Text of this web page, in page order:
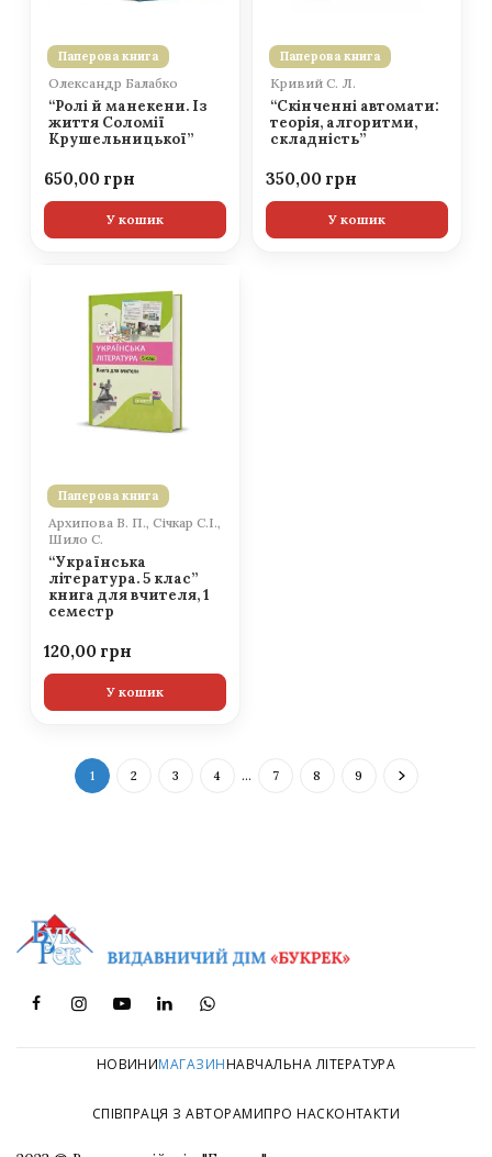
Паперова книга
Олександр Балабко
“Ролі й манекени. Із
життя Соломії
Крушельницької”
650,00
У кошик
Паперова книга
Кривий С. Л.
“Скінченні автомати:
теорія, алгоритми,
складність”
350,00
У кошик
Паперова книга
Архипова В. П., Січкар С.І.,
Шило С.
“Українська
література. 5 клас”
книга для вчителя, 1
семестр
120,00
У кошик
1 2 3 4 … 7 8 9
НОВИНИМАГАЗИННАВЧАЛЬНА ЛІТЕРАТУРА
СПІВПРАЦЯ З АВТОРАМИПРО НАСКОНТАКТИ